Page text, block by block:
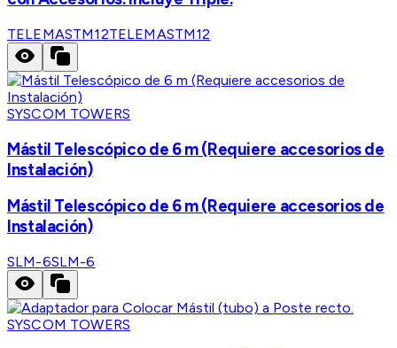
TELEMASTM12TELEMASTM12
SYSCOM TOWERS
Mástil Telescópico de 6 m (Requiere accesorios de
Instalación)
Mástil Telescópico de 6 m (Requiere accesorios de
Instalación)
SLM-6SLM-6
SYSCOM TOWERS